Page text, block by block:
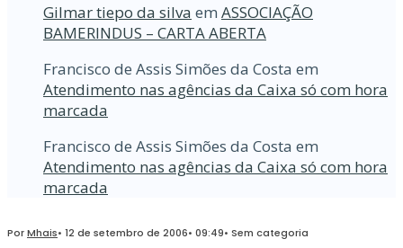
Gilmar tiepo da silva em ASSOCIAÇÃO
BAMERINDUS – CARTA ABERTA
Francisco de Assis Simões da Costa em
Atendimento nas agências da Caixa só com hora
marcada
Francisco de Assis Simões da Costa em
Atendimento nas agências da Caixa só com hora
marcada
PorMhais• 12 de setembro de 2006• 09:49• Sem categoria